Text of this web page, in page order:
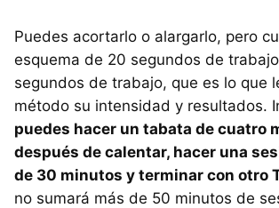
Puedes acortarlo o alargarlo, pero
esquema de 20 segundos de
segundos de trabajo, que es lo que
método su intensidad y resultados.
puedes hacer un tabata de cuatro
después de calentar, hacer una
de 30 minutos y terminar con otro
no sumará más de 50 minutos de